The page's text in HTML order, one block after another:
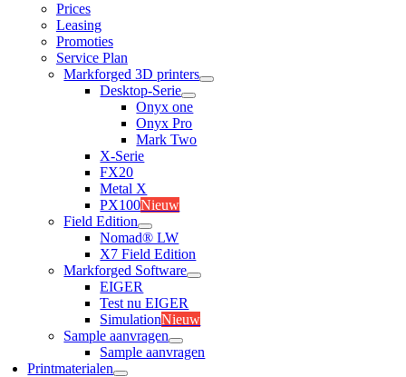
Prices
Leasing
Promoties
Service Plan
Markforged 3D printers
Desktop-Serie
Onyx one
Onyx Pro
Mark Two
X-Serie
FX20
Metal X
PX100Nieuw
Field Edition
Nomad® LW
X7 Field Edition
Markforged Software
EIGER
Test nu EIGER
SimulationNieuw
Sample aanvragen
Sample aanvragen
Printmaterialen